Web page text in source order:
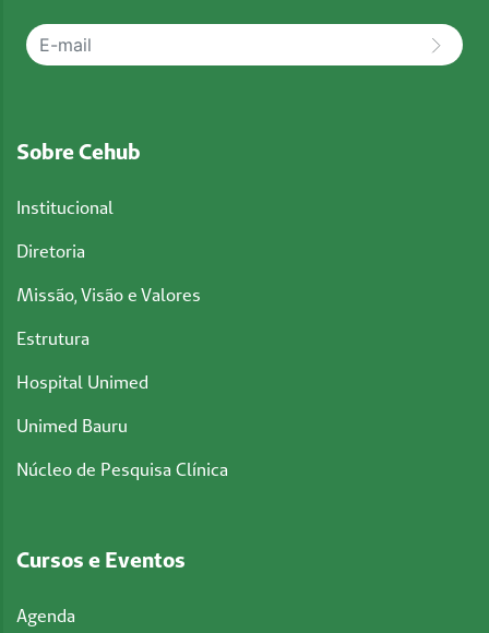
Sobre Cehub
Institucional
Diretoria
Missão, Visão e Valores
Estrutura
Hospital Unimed
Unimed Bauru
Núcleo de Pesquisa Clínica
Cursos e Eventos
Agenda